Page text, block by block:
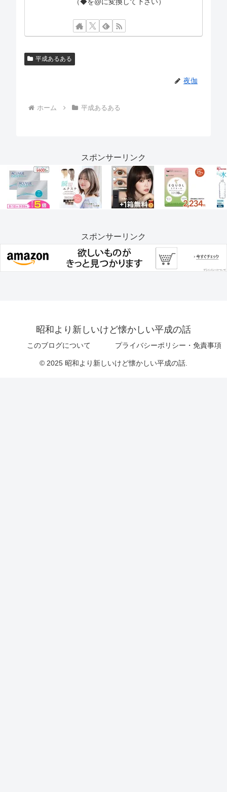
（◆を@に変換して下さい）
平成あるある
夜伽
ホーム 平成あるある
スポンサーリンク
スポンサーリンク
昭和より新しいけど懐かしい平成の話
このブログについて プライバシーポリシー・免責事項
© 2025 昭和より新しいけど懐かしい平成の話.